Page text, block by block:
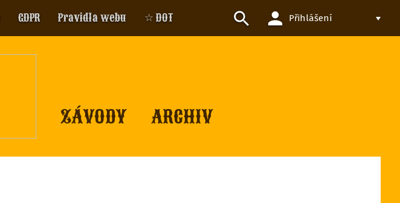
search person Přihlášení
GDPR Pravidla webu ☆ DOT
ZÁVODY ARCHIV